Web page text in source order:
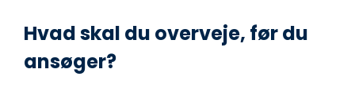
Hvad skal du overveje, før du
ansøger?